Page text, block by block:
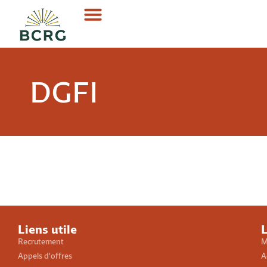
DGFI
Liens utile
Recrutement
Appels d'offres